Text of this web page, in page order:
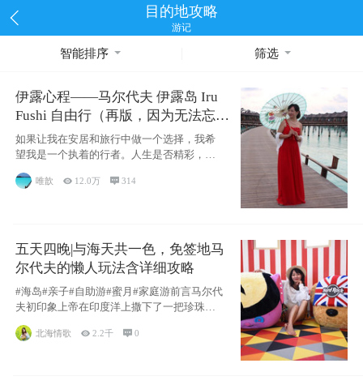
目的地攻略
游记
智能排序 筛选
伊露心程——马尔代夫 伊露岛 Iru
Fushi 自由行（再版，因为无法忘却
的留恋）
如果让我在安居和旅行中做一个选择，我希
望我是一个执着的行者。人生是否精彩，都
源于自己
唯歆  12.0万  314
五天四晚|与海天共一色，免签地马
尔代夫的懒人玩法含详细攻略
#海岛#亲子#自助游#蜜月#家庭游前言马尔代
夫初印象上帝在印度洋上撒下了一把珍珠，
北海情歌 2.2千 0